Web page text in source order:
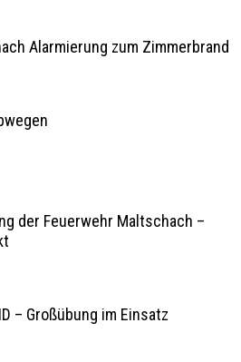
Alarmierung zum Zimmerbrand
der Feuerwehr Maltschach –
– Großübung im Einsatz